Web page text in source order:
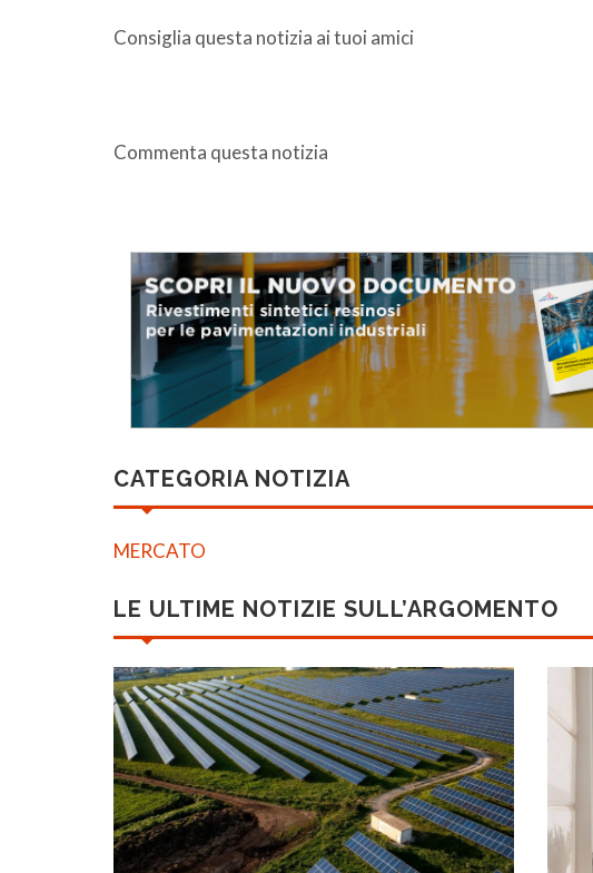
Consiglia questa notizia ai tuoi amici
Commenta questa notizia
CATEGORIA NOTIZIA
MERCATO
LE ULTIME NOTIZIE SULL’ARGOMENTO